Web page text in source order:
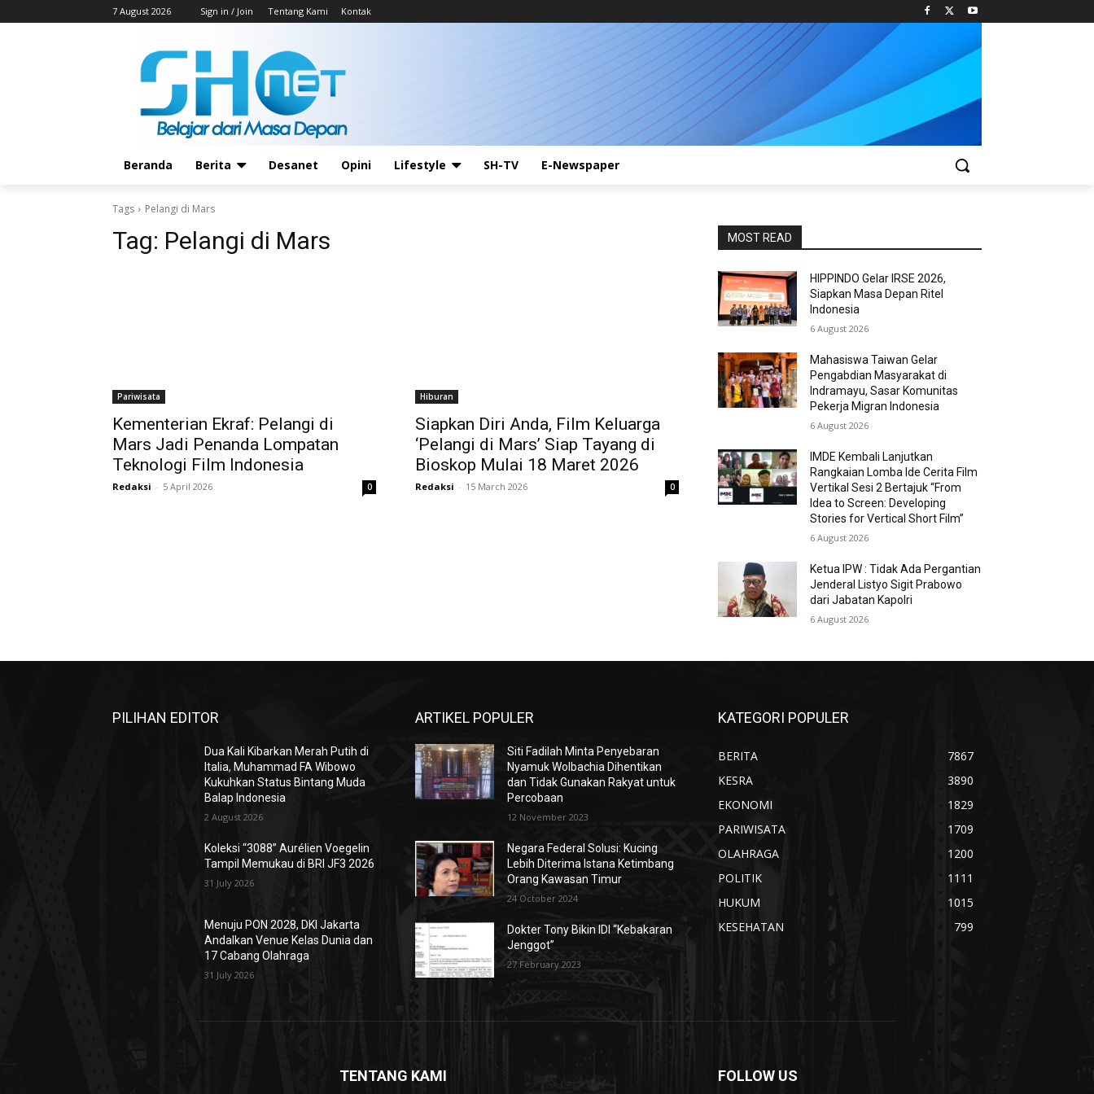
7 August 2026 Sign in / Join Tentang Kami Kontak
Beranda Berita Desanet Opini Lifestyle SH-TV E-Newspaper
Tags Pelangi di Mars
Tag: Pelangi di Mars
Pariwisata
Kementerian Ekraf: Pelangi di
Mars Jadi Penanda Lompatan
Teknologi Film Indonesia
Redaksi - 5 April 2026 0
Hiburan
Siapkan Diri Anda, Film Keluarga
‘Pelangi di Mars’ Siap Tayang di
Bioskop Mulai 18 Maret 2026
Redaksi - 15 March 2026 0
MOST READ
HIPPINDO Gelar IRSE 2026,
Siapkan Masa Depan Ritel
Indonesia
6 August 2026
Mahasiswa Taiwan Gelar
Pengabdian Masyarakat di
Indramayu, Sasar Komunitas
Pekerja Migran Indonesia
6 August 2026
IMDE Kembali Lanjutkan
Rangkaian Lomba Ide Cerita Film
Vertikal Sesi 2 Bertajuk “From
Idea to Screen: Developing
Stories for Vertical Short Film”
6 August 2026
Ketua IPW : Tidak Ada Pergantian
Jenderal Listyo Sigit Prabowo
dari Jabatan Kapolri
6 August 2026
PILIHAN EDITOR
Dua Kali Kibarkan Merah Putih di
Italia, Muhammad FA Wibowo
Kukuhkan Status Bintang Muda
Balap Indonesia
2 August 2026
Koleksi “3088” Aurélien Voegelin
Tampil Memukau di BRI JF3 2026
31 July 2026
Menuju PON 2028, DKI Jakarta
Andalkan Venue Kelas Dunia dan
17 Cabang Olahraga
31 July 2026
ARTIKEL POPULER
Siti Fadilah Minta Penyebaran
Nyamuk Wolbachia Dihentikan
dan Tidak Gunakan Rakyat untuk
Percobaan
12 November 2023
Negara Federal Solusi: Kucing
Lebih Diterima Istana Ketimbang
Orang Kawasan Timur
24 October 2024
Dokter Tony Bikin IDI “Kebakaran
Jenggot”
27 February 2023
KATEGORI POPULER
BERITA
7867
KESRA
3890
EKONOMI
1829
PARIWISATA
1709
OLAHRAGA
1200
POLITIK
1111
HUKUM
1015
KESEHATAN
799
TENTANG KAMI FOLLOW US